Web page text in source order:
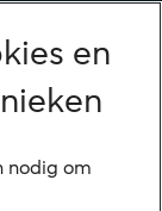
en
nodig om